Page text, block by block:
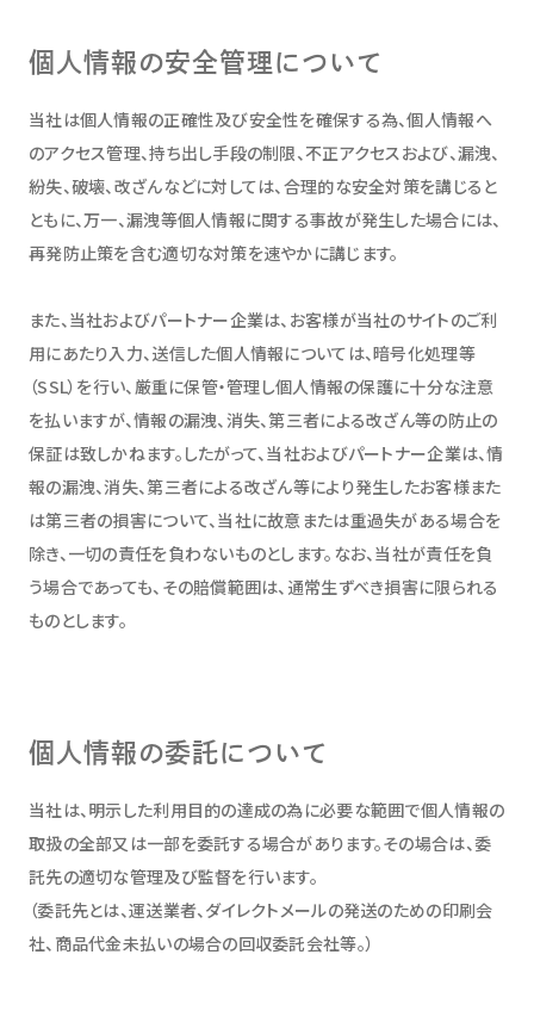
個人情報の安全管理について
当社は個人情報の正確性及び安全性を確保する為、個人情報へ
のアクセス管理、持ち出し手段の制限、不正アクセスおよび、漏洩、
紛失、破壊、改ざんなどに対しては、合理的な安全対策を講じると
ともに、万一、漏洩等個人情報に関する事故が発生した場合には、
再発防止策を含む適切な対策を速やかに講じます。
また、当社およびパートナー企業は、お客様が当社のサイトのご利
用にあたり入力、送信した個人情報については、暗号化処理等
（SSL）を行い、厳重に保管・管理し個人情報の保護に十分な注意
を払いますが、情報の漏洩、消失、第三者による改ざん等の防止の
保証は致しかねます。したがって、当社およびパートナー企業は、情
報の漏洩、消失、第三者による改ざん等により発生したお客様また
は第三者の損害について、当社に故意または重過失がある場合を
除き、一切の責任を負わないものとします。なお、当社が責任を負
う場合であっても、その賠償範囲は、通常生ずべき損害に限られる
ものとします。
個人情報の委託について
当社は、明示した利用目的の達成の為に必要な範囲で個人情報の
取扱の全部又は一部を委託する場合があります。その場合は、委
託先の適切な管理及び監督を行います。
（委託先とは、運送業者、ダイレクトメールの発送のための印刷会
社、商品代金未払いの場合の回収委託会社等。）